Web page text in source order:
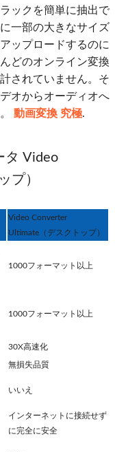
ックを簡単に抽出で
一部の大きなサイズ
ップロードするのに
どのオンライン変換
されていません。そ
オからオーディオへ
動画変換 究極.
タ Video
プ）
Video Converter
Ultimate（デスクトップ）
1000フォーマット以上
1000フォーマット以上
30X高速化
無損失品質
いいえ
インターネットに接続せず
に完全に安全